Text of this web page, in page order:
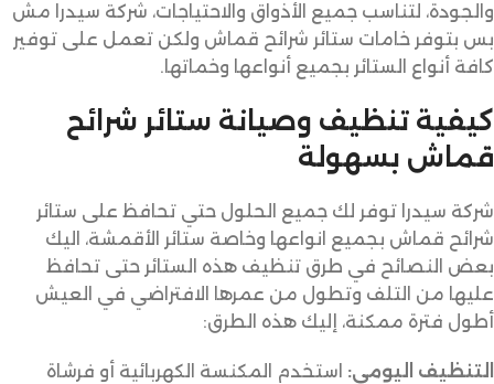
والجودة، لتناسب جميع الأذواق والاحتياجات، شركة سيدرا مش
بس بتوفر خامات ستائر شرائح قماش ولكن تعمل على توفير
كافة أنواع الستائر بجميع أنواعها وخماتها.
كيفية تنظيف وصيانة ستائر شرائح
قماش بسهولة
شركة سيدرا توفر لك جميع الحلول حتي تحافظ على ستائر
شرائح قماش بجميع انواعها وخاصة ستائر الأقمشة، اليك
بعض النصائح في طرق تنظيف هذه الستائر حتى تحافظ
عليها من التلف وتطول من عمرها الافتراضي في العيش
أطول فترة ممكنة، إليك هذه الطرق:
التنظيف اليومي: استخدم المكنسة الكهربائية أو فرشاة